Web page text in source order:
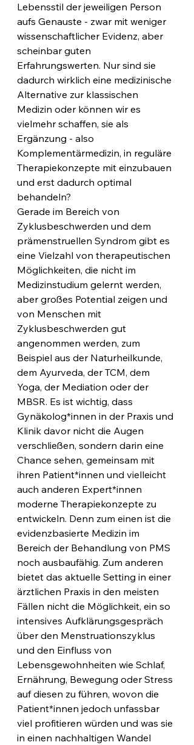
Lebensstil der jeweiligen Person
aufs Genauste - zwar mit weniger
wissenschaftlicher Evidenz, aber
scheinbar guten
Erfahrungswerten. Nur sind sie
dadurch wirklich eine medizinische
Alternative zur klassischen
Medizin oder können wir es
vielmehr schaffen, sie als
Ergänzung - also
Komplementärmedizin, in reguläre
Therapiekonzepte mit einzubauen
und erst dadurch optimal
behandeln?
Gerade im Bereich von
Zyklusbeschwerden und dem
prämenstruellen Syndrom gibt es
eine Vielzahl von therapeutischen
Möglichkeiten, die nicht im
Medizinstudium gelernt werden,
aber großes Potential zeigen und
von Menschen mit
Zyklusbeschwerden gut
angenommen werden, zum
Beispiel aus der Naturheilkunde,
dem Ayurveda, der TCM, dem
Yoga, der Mediation oder der
MBSR. Es ist wichtig, dass
Gynäkolog*innen in der Praxis und
Klinik davor nicht die Augen
verschließen, sondern darin eine
Chance sehen, gemeinsam mit
ihren Patient*innen und vielleicht
auch anderen Expert*innen
moderne Therapiekonzepte zu
entwickeln. Denn zum einen ist die
evidenzbasierte Medizin im
Bereich der Behandlung von PMS
noch ausbaufähig. Zum anderen
bietet das aktuelle Setting in einer
ärztlichen Praxis in den meisten
Fällen nicht die Möglichkeit, ein so
intensives Aufklärungsgespräch
über den Menstruationszyklus
und den Einfluss von
Lebensgewohnheiten wie Schlaf,
Ernährung, Bewegung oder Stress
auf diesen zu führen, wovon die
Patient*innen jedoch unfassbar
viel profitieren würden und was sie
in einen nachhaltigen Wandel